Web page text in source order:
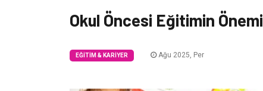
Okul Öncesi Eğitimin Önemi
EĞITIM & KARIYER Ağu 2025, Per